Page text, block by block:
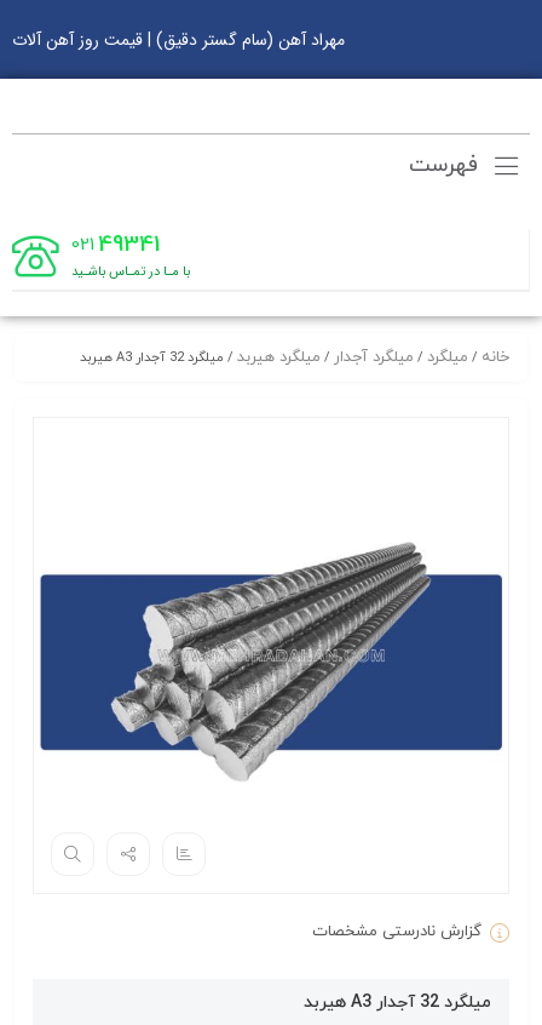
مهراد آهن (سام گستر دقیق) | قیمت روز آهن آلات
فهرست
49341
021
با مـا در تمـاس باشـید
خانه / میلگرد / میلگرد آجدار / میلگرد هیربد / میلگرد 32 آجدار A3 هیربد
گزارش نادرستی مشخصات
میلگرد 32 آجدار A3 هیربد